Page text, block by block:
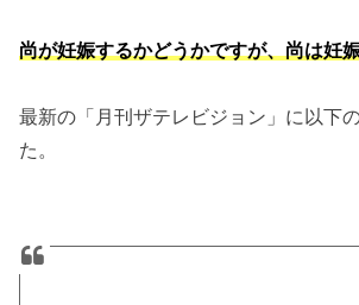
尚が妊娠するかどうかですが、尚は妊娠
最新の「月刊ザテレビジョン」に以下
た。